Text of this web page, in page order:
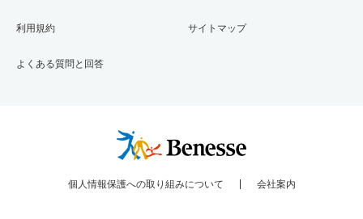
利用規約
よくある質問と回答
サイトマップ
個人情報保護への取り組みについて 会社案内